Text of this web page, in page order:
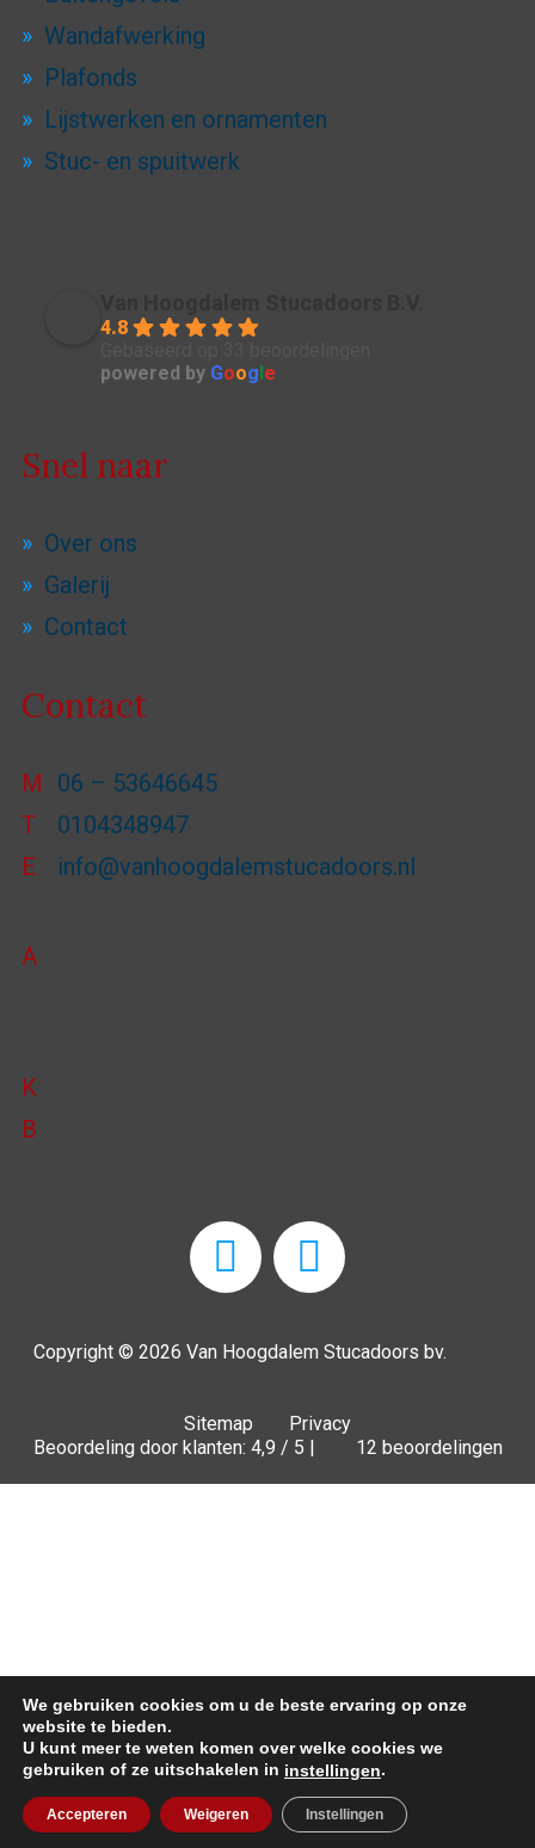
Offerte
Wandafwerking
Plafonds
Lijstwerken en ornamenten
Stuc- en spuitwerk
4.8
powered by Goog e
Snel naar
Over ons
Galerij
Contact
Contact
M
06 – 53646645
T
0104348947
E
info@vanhoogdalemstucadoors.nl
A
K
B
Copyright © 2026 Van Hoogdalem Stucadoors bv.
Sitemap
Privacy
Beoordeling door klanten: 4,9 / 5 |
12 beoordelingen
We gebruiken cookies om u de beste ervaring op onze
website te bieden.
U kunt meer te weten komen over welke cookies we
gebruiken of ze uitschakelen in instellingen.
Accepteren Weigeren Instellingen